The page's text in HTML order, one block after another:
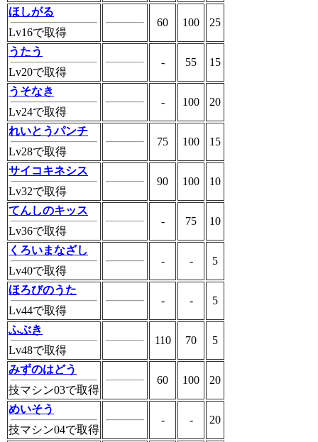
ほしがる
Lv16で取得
60 100 25
うたう
Lv20で取得
- 55 15
うそなき
Lv24で取得
- 100 20
れいとうパンチ
Lv28で取得
75 100 15
サイコキネシス
Lv32で取得
90 100 10
てんしのキッス
Lv36で取得
- 75 10
くろいまなざし
Lv40で取得
- - 5
ほろびのうた
Lv44で取得
- - 5
ふぶき
Lv48で取得
110 70 5
みずのはどう
技マシン03で取得
60 100 20
めいそう
技マシン04で取得
- - 20